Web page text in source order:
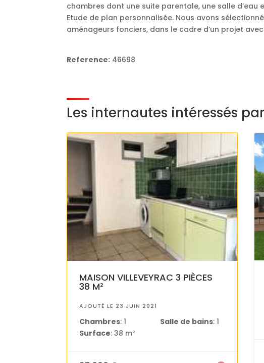
chambres dont une suite parentale, une salle d’eau
Etude de plan personnalisée. Nous avons
aménageurs fonciers, dans le cadre d’un projet
Reference: 46698
Les internautes intéressés
MAISON VILLEVEYRAC 3 PIÈCES
38 M²
AJOUTÉ LE 23 JUIN 2021
Chambres: 1 Salle de bains: 1
Surface: 38 m²